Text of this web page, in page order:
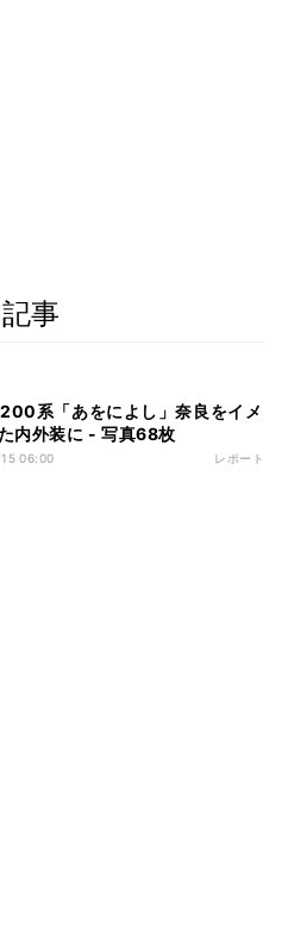
事
系「あをによし」奈良をイメ
内外装に - 写真68枚
06:00 レポート